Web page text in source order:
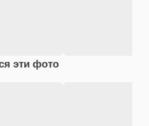
эти фото